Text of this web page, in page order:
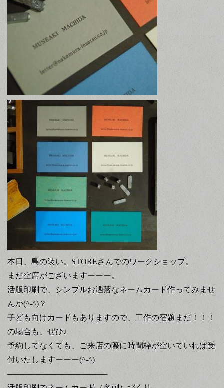
本日、島の装い。STOREさんでのワークショップ。
まだ空席がございますーーー。
活版印刷で、シンプルお洒落なネームカード作ってみませ
んか(^-^)？
子ども向けカードもありますので、工作の宿題まだ！！！
の場合も、ぜひ♩
予約してなくても、ご来店の際に時間枠が空いていれば受
付いたしますーーー(^-^)
————————————–